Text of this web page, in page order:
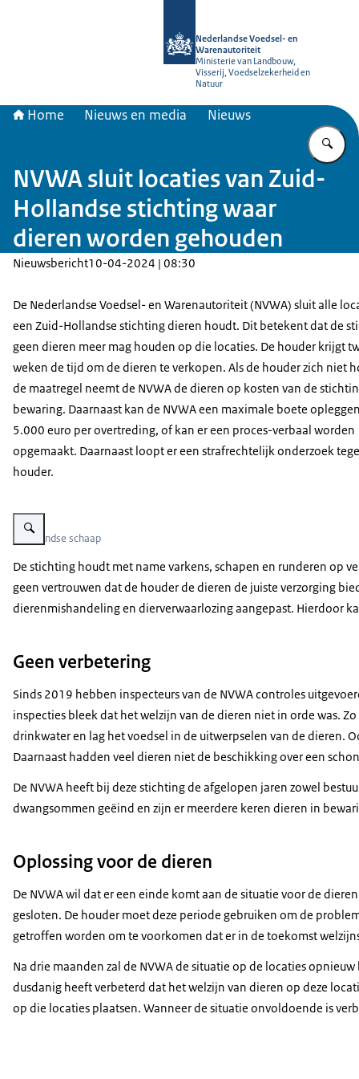
Nederlandse Voedsel- en
Warenautoriteit
Ministerie van Landbouw,
Visserij, Voedselzekerheid en
Natuur
Home Nieuws en media Nieuws
NVWA sluit locaties van Zuid-
Hollandse stichting waar
dieren worden gehouden
Nieuwsbericht10-04-2024 | 08:30
De Nederlandse Voedsel- en Warenautoriteit (NVWA) sluit alle
een Zuid-Hollandse stichting dieren houdt. Dit betekent dat de
geen dieren meer mag houden op die locaties. De houder krijgt
weken de tijd om de dieren te verkopen. Als de houder zich niet
de maatregel neemt de NVWA de dieren op kosten van de
bewaring. Daarnaast kan de NVWA een maximale boete
5.000 euro per overtreding, of kan er een proces-verbaal worden
opgemaakt. Daarnaast loopt er een strafrechtelijk onderzoek
houder.
Vergroot afbeelding Westlandse schaap
Westlandse schaap
De stichting houdt met name varkens, schapen en runderen op
geen vertrouwen dat de houder de dieren de juiste verzorging
dierenmishandeling en dierverwaarlozing aangepast. Hierdoor
Geen verbetering
Sinds 2019 hebben inspecteurs van de NVWA controles
inspecties bleek dat het welzijn van de dieren niet in orde was.
drinkwater en lag het voedsel in de uitwerpselen van de dieren.
Daarnaast hadden veel dieren niet de beschikking over een
De NVWA heeft bij deze stichting de afgelopen jaren zowel
dwangsommen geëind en zijn er meerdere keren dieren in
Oplossing voor de dieren
De NVWA wil dat er een einde komt aan de situatie voor de
gesloten. De houder moet deze periode gebruiken om de
getroffen worden om te voorkomen dat er in de toekomst
Na drie maanden zal de NVWA de situatie op de locaties
dusdanig heeft verbeterd dat het welzijn van dieren op deze
op die locaties plaatsen. Wanneer de situatie onvoldoende is